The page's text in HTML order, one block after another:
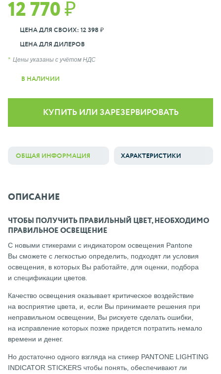
12 770 ₽
ЦЕНА ДЛЯ СВОИХ: 12 398 ₽
ЦЕНА ДЛЯ ДИЛЕРОВ
Цены указаны с учётом НДС
В НАЛИЧИИ
КУПИТЬ ИЛИ ЗАРЕЗЕРВИРОВАТЬ
ОБЩАЯ ИНФОРМАЦИЯ ХАРАКТЕРИСТИКИ
ОПИСАНИЕ
ЧТОБЫ ПОЛУЧИТЬ ПРАВИЛЬНЫЙ ЦВЕТ, НЕОБХОДИМО
ПРАВИЛЬНОЕ ОСВЕЩЕНИЕ
С новыми стикерами с индикатором освещения Pantone
Вы сможете с легкостью определить, подходят ли условия
освещения, в которых Вы работайте, для оценки, подбора
и спецификации цветов.
Качество освещения оказывает критическое воздействие
на восприятие цвета, и, если Вы принимаете решения при
неправильном освещении, Вы рискуете сделать ошибки,
на исправление которых позже придется потратить немало
времени и денег.
Но достаточно одного взгляда на стикер PANTONE LIGHTING
INDICATOR STICKERS чтобы понять, обеспечивают ли